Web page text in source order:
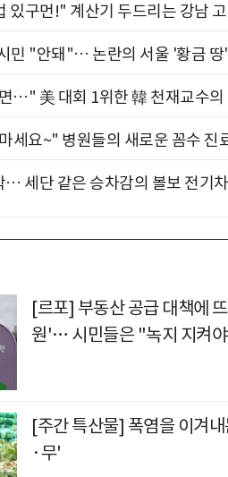
있구먼!" 계산기 두드리는 강남
민 "안돼"… 논란의 서울 '황금 땅'
…" 美 대회 1위한 韓 천재교수의
세요~" 병원들의 새로운 꼼수 진
… 세단 같은 승차감의 볼보 전기차
[르포] 부동산 공급 대책에
원'… 시민들은 "녹지 지켜
[주간 특산물] 폭염을 이겨
·무'